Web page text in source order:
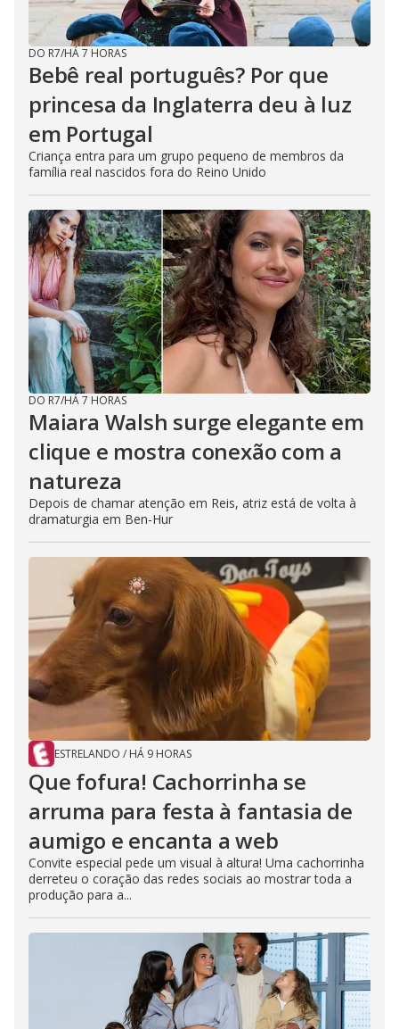
DO R7/HÁ 7 HORAS
Bebê real português? Por que
princesa da Inglaterra deu à luz
em Portugal
Criança entra para um grupo pequeno de membros da
família real nascidos fora do Reino Unido
DO R7/HÁ 7 HORAS
Maiara Walsh surge elegante em
clique e mostra conexão com a
natureza
Depois de chamar atenção em Reis, atriz está de volta à
dramaturgia em Ben-Hur
ESTRELANDO / HÁ 9 HORAS
Que fofura! Cachorrinha se
arruma para festa à fantasia de
aumigo e encanta a web
Convite especial pede um visual à altura! Uma cachorrinha
derreteu o coração das redes sociais ao mostrar toda a
produção para a...